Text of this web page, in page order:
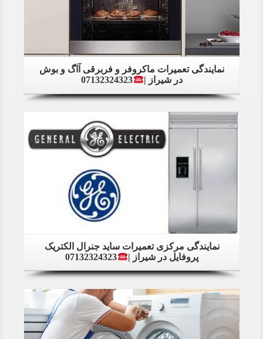
نمایندگی تعمیرات ماکروفر و فربرقی آاگ و بوش
در شیراز |
07132324323
نمایندگی مرکزی تعمیرات ساید جنرال الکتریک
پروفایل در شیراز |
07132324323
Details